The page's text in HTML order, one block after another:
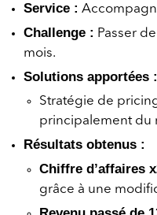
Service :
Challenge : Passer
mois.
Solutions apportées :
Stratégie de
principalement du
Résultats obtenus :
Chiffre d’affaires
grâce à une